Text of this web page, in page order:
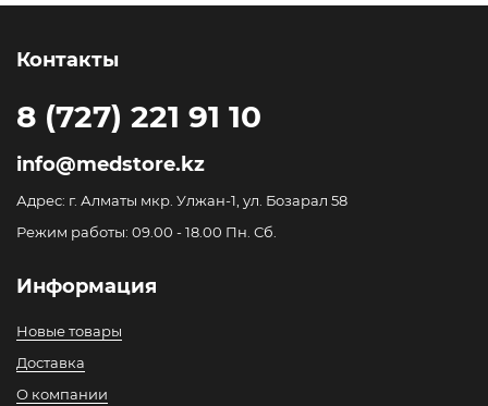
Контакты
8 (727) 221 91 10
info@medstore.kz
Адрес: г. Алматы мкр. Улжан-1, ул. Бозарал 58
Режим работы: 09.00 - 18.00 Пн. Сб.
Информация
Новые товары
Доставка
О компании